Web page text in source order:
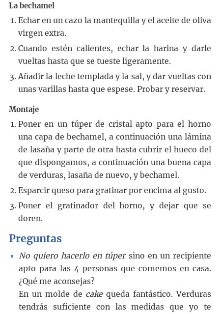
La bechamel
Echar en un cazo la mantequilla y el aceite de oliva
virgen extra.
Cuando estén calientes, echar la harina y darle
vueltas hasta que se tueste ligeramente.
Añadir la leche templada y la sal, y dar vueltas con
unas varillas hasta que espese. Probar y reservar.
Montaje
Poner en un túper de cristal apto para el horno
una capa de bechamel, a continuación una lámina
de lasaña y parte de otra hasta cubrir el hueco del
que dispongamos, a continuación una buena capa
de verduras, lasaña de nuevo, y bechamel.
Esparcir queso para gratinar por encima al gusto.
Poner el gratinador del horno, y dejar que se
doren.
Preguntas
No quiero hacerlo en túpersino en un recipiente
apto para las 4 personas que comemos en casa.
¿Qué me aconsejas?
En un molde de cakequeda fantástico. Verduras
tendrás suficiente con las medidas que yo te